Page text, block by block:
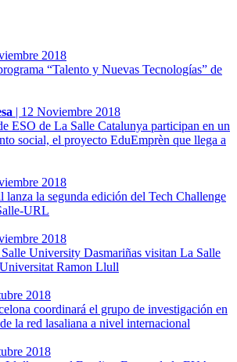
2018
“Talento y Nuevas Tecnologías” de
| 12 Noviembre 2018
ESO de La Salle Catalunya participan en un
social, el proyecto EduEmprèn que llega a
2018
lanza la segunda edición del Tech Challenge
URL
2018
Salle University Dasmariñas visitan La Salle
Ramon Llull
2018
coordinará el grupo de investigación en
la red lasaliana a nivel internacional
2018